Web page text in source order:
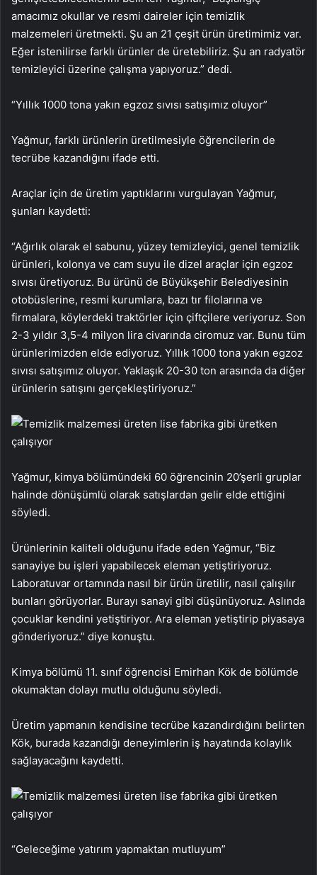
amacımız okullar ve resmi daireler için temizlik
malzemeleri üretmekti. Şu an 21 çeşit ürün üretimimiz var.
Eğer istenilirse farklı ürünler de üretebiliriz. Şu an radyatör
temizleyici üzerine çalışma yapıyoruz.” dedi.
“Yıllık 1000 tona yakın egzoz sıvısı satışımız oluyor”
Yağmur, farklı ürünlerin üretilmesiyle öğrencilerin de
tecrübe kazandığını ifade etti.
Araçlar için de üretim yaptıklarını vurgulayan Yağmur,
şunları kaydetti:
“Ağırlık olarak el sabunu, yüzey temizleyici, genel temizlik
ürünleri, kolonya ve cam suyu ile dizel araçlar için egzoz
sıvısı üretiyoruz. Bu ürünü de Büyükşehir Belediyesinin
otobüslerine, resmi kurumlara, bazı tır filolarına ve
firmalara, köylerdeki traktörler için çiftçilere veriyoruz. Son
2-3 yıldır 3,5-4 milyon lira civarında ciromuz var. Bunu tüm
ürünlerimizden elde ediyoruz. Yıllık 1000 tona yakın egzoz
sıvısı satışımız oluyor. Yaklaşık 20-30 ton arasında da diğer
ürünlerin satışını gerçekleştiriyoruz.”
Yağmur, kimya bölümündeki 60 öğrencinin 20’şerli gruplar
halinde dönüşümlü olarak satışlardan gelir elde ettiğini
söyledi.
Ürünlerinin kaliteli olduğunu ifade eden Yağmur, “Biz
sanayiye bu işleri yapabilecek eleman yetiştiriyoruz.
Laboratuvar ortamında nasıl bir ürün üretilir, nasıl çalışılır
bunları görüyorlar. Burayı sanayi gibi düşünüyoruz. Aslında
çocuklar kendini yetiştiriyor. Ara eleman yetiştirip piyasaya
gönderiyoruz.” diye konuştu.
Kimya bölümü 11. sınıf öğrencisi Emirhan Kök de bölümde
okumaktan dolayı mutlu olduğunu söyledi.
Üretim yapmanın kendisine tecrübe kazandırdığını belirten
Kök, burada kazandığı deneyimlerin iş hayatında kolaylık
sağlayacağını kaydetti.
“Geleceğime yatırım yapmaktan mutluyum”